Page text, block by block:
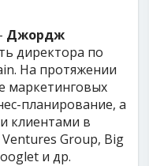
Джордж
директора по
На протяжении
маркетинговых
планирование, а
клиентами в
Group, Big
и др.